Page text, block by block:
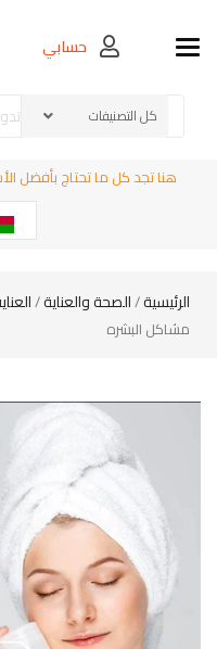
Toggle navigationحسابي
هنا تجد كل ما تحتاج بأفضل
الرئيسية/الصحة والعناية/
مشاكل البشره